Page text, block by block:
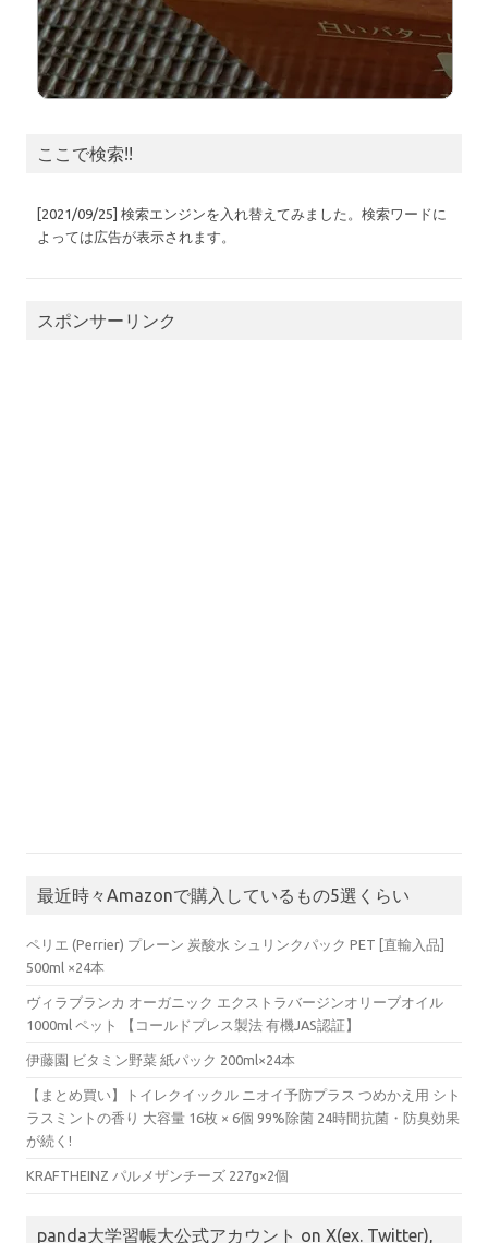
ここで検索!!
[2021/09/25] 検索エンジンを入れ替えてみました。検索ワードに
よっては広告が表示されます。
スポンサーリンク
最近時々Amazonで購入しているもの5選くらい
ペリエ (Perrier) プレーン 炭酸水 シュリンクパック PET [直輸入品]
500ml ×24本
ヴィラブランカ オーガニック エクストラバージンオリーブオイル
1000ml ペット 【コールドプレス製法 有機JAS認証】
伊藤園 ビタミン野菜 紙パック 200ml×24本
【まとめ買い】トイレクイックル ニオイ予防プラス つめかえ用 シト
ラスミントの香り 大容量 16枚 × 6個 99%除菌 24時間抗菌・防臭効果
が続く!
KRAFTHEINZ パルメザンチーズ 227g×2個
panda大学習帳大公式アカウント on X(ex. Twitter),